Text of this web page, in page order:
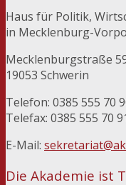
Haus für Politik,
in Mecklenburg-
Mecklenburgstraße
19053 Schwerin
Telefon: 0385 555 70
Telefax: 0385 555 70
E-Mail:
Die Akademie ist